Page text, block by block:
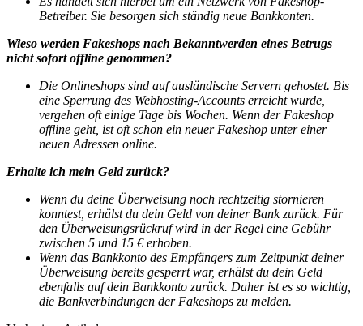
Betreiber. Sie besorgen sich ständig neue Bankkonten.
Wieso werden Fakeshops nach Bekanntwerden eines Betrugs
nicht sofort offline genommen?
Die Onlineshops sind auf ausländische Servern gehostet. Bis
eine Sperrung des Webhosting-Accounts erreicht wurde,
vergehen oft einige Tage bis Wochen. Wenn der Fakeshop
offline geht, ist oft schon ein neuer Fakeshop unter einer
neuen Adressen online.
Erhalte ich mein Geld zurück?
Wenn du deine Überweisung noch rechtzeitig stornieren
konntest, erhälst du dein Geld von deiner Bank zurück. Für
den Überweisungsrückruf wird in der Regel eine Gebühr
zwischen 5 und 15 € erhoben.
Wenn das Bankkonto des Empfängers zum Zeitpunkt deiner
Überweisung bereits gesperrt war, erhälst du dein Geld
ebenfalls auf dein Bankkonto zurück. Daher ist es so wichtig,
die Bankverbindungen der Fakeshops zu melden.